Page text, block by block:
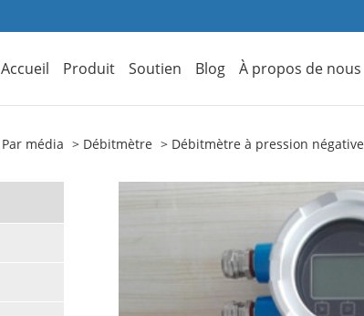
Accueil Produit Soutien Blog À propos de nous
Par média Débitmètre Débitmètre à pression négative